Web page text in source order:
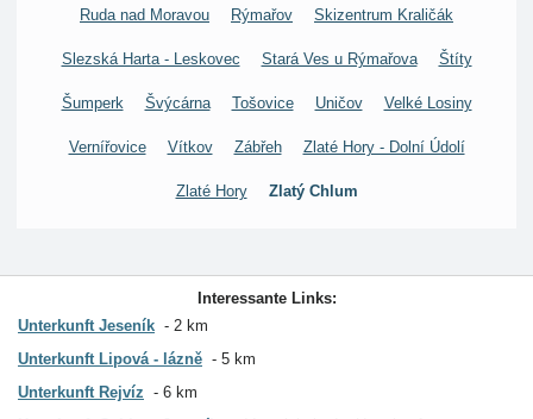
Ruda nad Moravou Rýmařov Skizentrum Kraličák
Slezská Harta - Leskovec Stará Ves u Rýmařova Štíty
Šumperk Švýcárna Tošovice Uničov Velké Losiny
Vernířovice Vítkov Zábřeh Zlaté Hory - Dolní Údolí
Zlaté Hory Zlatý Chlum
Interessante Links:
Unterkunft Jeseník
2 km
Unterkunft Lipová - lázně
5 km
Unterkunft Rejvíz
6 km